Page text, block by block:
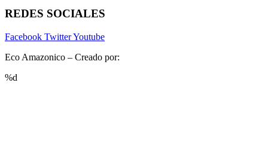
REDES SOCIALES
Facebook TwitterYoutube
Eco Amazonico – Creado por:
%d